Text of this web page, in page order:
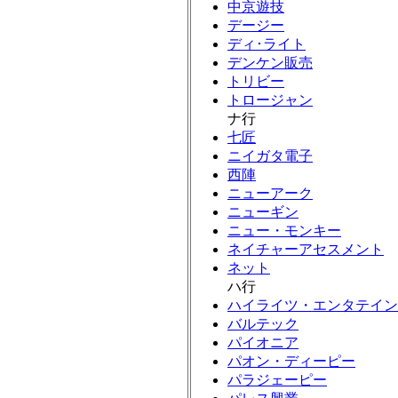
中京遊技
デージー
ディ･ライト
デンケン販売
トリビー
トロージャン
ナ行
七匠
ニイガタ電子
西陣
ニューアーク
ニューギン
ニュー・モンキー
ネイチャーアセスメント
ネット
ハ行
ハイライツ・エンタテイ
バルテック
パイオニア
パオン・ディーピー
パラジェーピー